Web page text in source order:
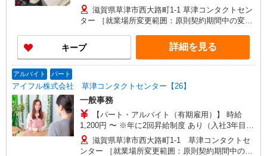
滋賀県草津市西大路町1-1 草津コンタクトセン
ター ［就業場所変更範囲：原則契約期間中の変更
キープ 詳細を見る
アルバイト パート
アイフル株式会社 草津コンタクトセンター【26】
一般事務
【パート・アルバイト（有期雇用）】 時給
1,200円 〜 ※年に2回昇給制度 あり（入社3年目か
ら支給） ★時間外勤務手当（1分単位で全額支
給）
滋賀県草津市西大路町1-1 草津コンタクトセ
ンター ［就業場所変更範囲：原則契約期間中の変